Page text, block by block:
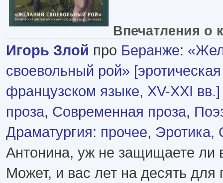
Впечатления о
Игорь Злой про Беранже:
своевольный рой»
французском языке, XV-XXI вв.]
проза, Современная проза,
Драматургия: прочее, Эротика,
Антонина, уж не защищаете ли
Может, и вас лет на десять для